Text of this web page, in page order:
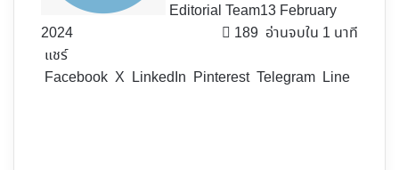
Editorial Team13 February
2024
189 อ่านจบใน 1 นาที
แชร์
Facebook X LinkedIn Pinterest Telegram Line